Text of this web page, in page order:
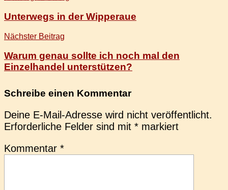
Unterwegs in der Wipperaue
Nächster Beitrag
Warum genau sollte ich noch mal den
Einzelhandel unterstützen?
Schreibe einen Kommentar
Deine E-Mail-Adresse wird nicht veröffentlicht.
Erforderliche Felder sind mit * markiert
Kommentar *